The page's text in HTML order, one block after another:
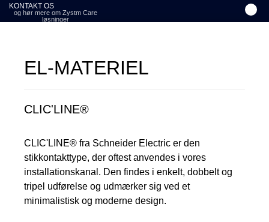
KONTAKT OS
og hør mere om Zystm Care
løsninger
EL-MATERIEL
CLIC'LINE®
CLIC'LINE® fra Schneider Electric er den
stikkontakttype, der oftest anvendes i vores
installationskanal. Den findes i enkelt, dobbelt og
tripel udførelse og udmærker sig ved et
minimalistisk og moderne design.